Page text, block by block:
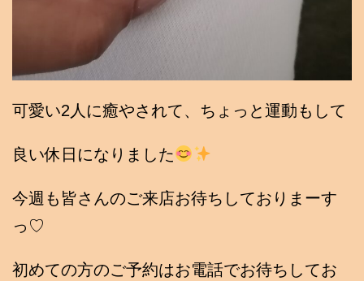
可愛い2人に癒やされて、ちょっと運動もして
良い休日になりました
今週も皆さんのご来店お待ちしておりまーす
っ♡
初めての方のご予約はお電話でお待ちしてお